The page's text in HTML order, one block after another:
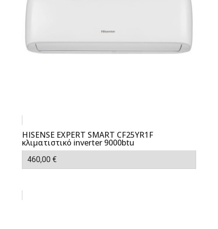
HISENSE EXPERT SMART CF25YR1F
κλιματιστικό inverter 9000btu
460,00 €